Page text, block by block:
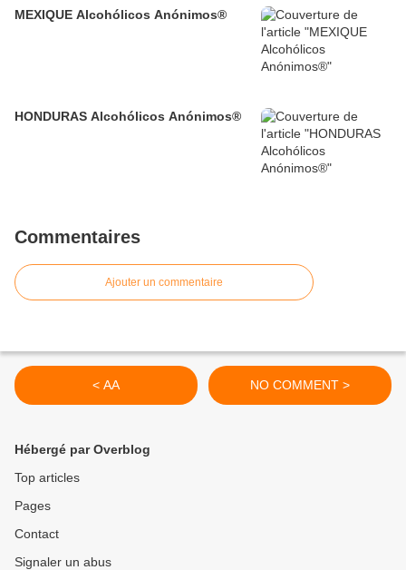
MEXIQUE Alcohólicos Anónimos®
HONDURAS Alcohólicos Anónimos®
Commentaires
Ajouter un commentaire
< AA NO COMMENT >
Hébergé par Overblog
Top articles
Pages
Contact
Signaler un abus